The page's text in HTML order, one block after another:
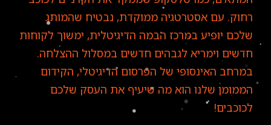
רחוק. עם אסטרטגיה ממוקדת, נבטיח שהמותג
שלכם יופיע במרכז הבמה הדיגיטלית, ימשוך לקוחות
חדשים וימריא לגבהים חדשים במסלול ההצלחה.
במרחב האינסופי של הפרסום הדיגיטלי, הקידום
הממומן שלנו הוא מה שיעיף את העסק שלכם
לכוכבים!